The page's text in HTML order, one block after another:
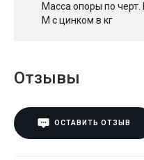
Масса опоры по черт.
М с цинком в кг
Отзывы
ОСТАВИТЬ ОТЗЫВ